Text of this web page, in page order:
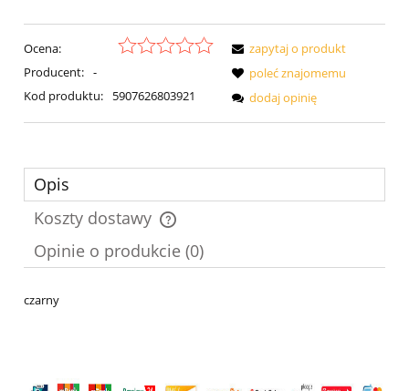
Ocena:
Producent: -
Kod produktu:
5907626803921
zapytaj o produkt
poleć znajomemu
dodaj opinię
Opis
Koszty dostawy
Cena nie zawiera ewentualnych kosztów płatności
Opinie o produkcie (0)
czarny